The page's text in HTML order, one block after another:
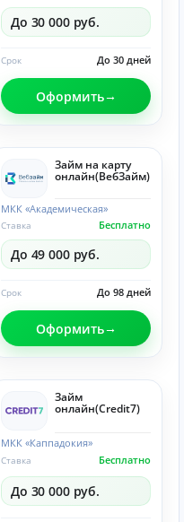
До 30 000 руб.
До 30 дней
Срок
Оформить
Займ на карту
онлайн(ВебЗайм)
МКК «Академическая»
Бесплатно
Ставка
До 49 000 руб.
До 98 дней
Срок
Оформить
Займ
онлайн(Credit7)
МКК «Каппадокия»
Бесплатно
Ставка
До 30 000 руб.